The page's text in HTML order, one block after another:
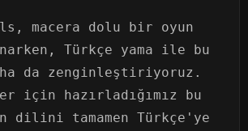
macera dolu bir oyun
Türkçe yama ile bu
da zenginleştiriyoruz.
için hazırladığımız bu
dilini tamamen Türkçe'ye